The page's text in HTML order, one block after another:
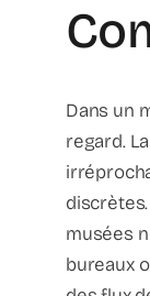
Dans un
regard.
musées
bureaux